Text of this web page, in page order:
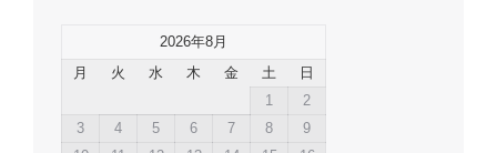
2026年8月
月
火 水 木 金 土
日
1
2
3
4 5 6 7 8
9